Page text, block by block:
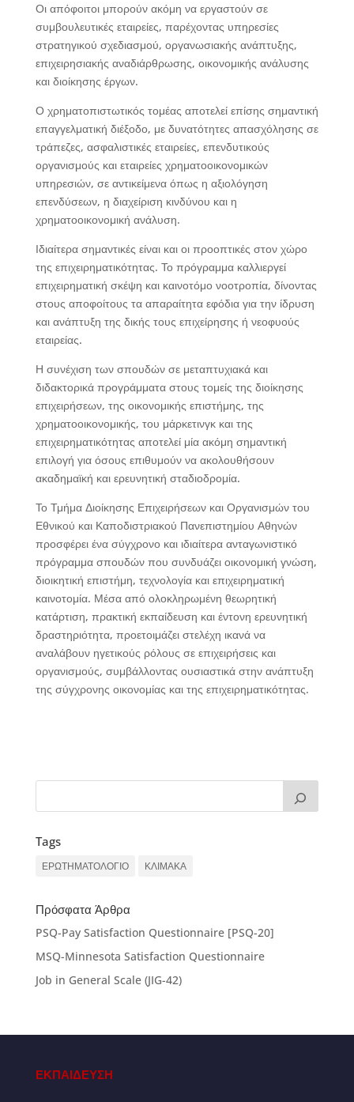
Οι απόφοιτοι μπορούν ακόμη να εργαστούν σε
συμβουλευτικές εταιρείες, παρέχοντας υπηρεσίες
στρατηγικού σχεδιασμού, οργανωσιακής ανάπτυξης,
επιχειρησιακής αναδιάρθρωσης, οικονομικής ανάλυσης
και διοίκησης έργων.
Ο χρηματοπιστωτικός τομέας αποτελεί επίσης σημαντική
επαγγελματική διέξοδο, με δυνατότητες απασχόλησης σε
τράπεζες, ασφαλιστικές εταιρείες, επενδυτικούς
οργανισμούς και εταιρείες χρηματοοικονομικών
υπηρεσιών, σε αντικείμενα όπως η αξιολόγηση
επενδύσεων, η διαχείριση κινδύνου και η
χρηματοοικονομική ανάλυση.
Ιδιαίτερα σημαντικές είναι και οι προοπτικές στον χώρο
της επιχειρηματικότητας. Το πρόγραμμα καλλιεργεί
επιχειρηματική σκέψη και καινοτόμο νοοτροπία, δίνοντας
στους αποφοίτους τα απαραίτητα εφόδια για την ίδρυση
και ανάπτυξη της δικής τους επιχείρησης ή νεοφυούς
εταιρείας.
Η συνέχιση των σπουδών σε μεταπτυχιακά και
διδακτορικά προγράμματα στους τομείς της διοίκησης
επιχειρήσεων, της οικονομικής επιστήμης, της
χρηματοοικονομικής, του μάρκετινγκ και της
επιχειρηματικότητας αποτελεί μία ακόμη σημαντική
επιλογή για όσους επιθυμούν να ακολουθήσουν
ακαδημαϊκή και ερευνητική σταδιοδρομία.
Το Τμήμα Διοίκησης Επιχειρήσεων και Οργανισμών του
Εθνικού και Καποδιστριακού Πανεπιστημίου Αθηνών
προσφέρει ένα σύγχρονο και ιδιαίτερα ανταγωνιστικό
πρόγραμμα σπουδών που συνδυάζει οικονομική γνώση,
διοικητική επιστήμη, τεχνολογία και επιχειρηματική
καινοτομία. Μέσα από ολοκληρωμένη θεωρητική
κατάρτιση, πρακτική εκπαίδευση και έντονη ερευνητική
δραστηριότητα, προετοιμάζει στελέχη ικανά να
αναλάβουν ηγετικούς ρόλους σε επιχειρήσεις και
οργανισμούς, συμβάλλοντας ουσιαστικά στην ανάπτυξη
της σύγχρονης οικονομίας και της επιχειρηματικότητας.
Tags
ΕΡΩΤΗΜΑΤΟΛΟΓΙΟ ΚΛΙΜΑΚΑ
Πρόσφατα Άρθρα
PSQ-Pay Satisfaction Questionnaire [PSQ-20]
MSQ-Minnesota Satisfaction Questionnaire
Job in General Scale (JIG-42)
ΕΚΠΑΙΔΕΥΣΗ